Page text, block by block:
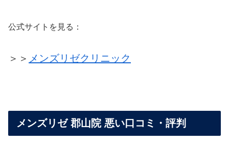
公式サイトを見る：
＞＞ メンズリゼクリニック
メンズリゼ 郡山院 悪い口コミ・評判